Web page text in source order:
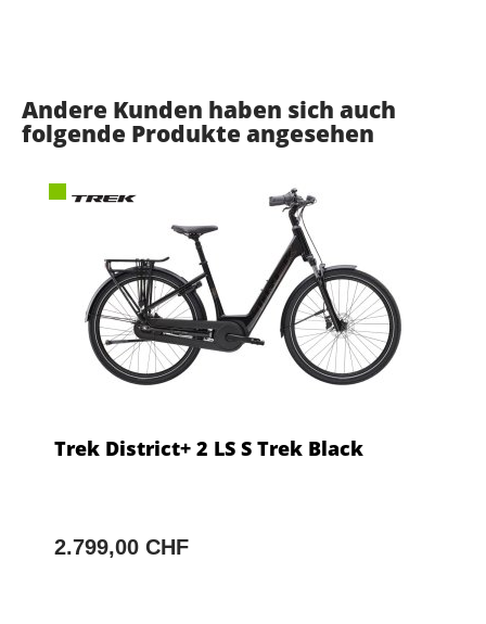
Andere Kunden haben sich auch
folgende Produkte angesehen
Trek District+ 2 LS S Trek Black
2.799,00 CHF